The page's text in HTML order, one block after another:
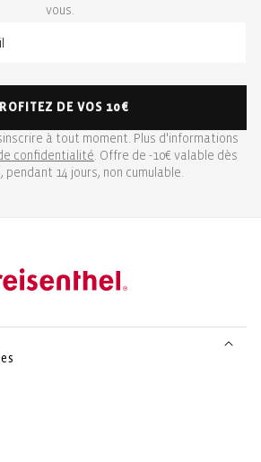
vous.
DE VOS 10€
à tout moment. Plus d'informations
confidentialité . Offre de -10€ valable dès
pendant 14 jours, non cumulable.